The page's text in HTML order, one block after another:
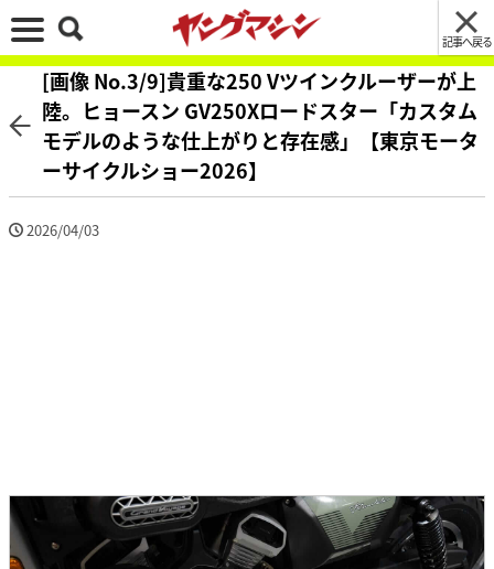
記事へ戻る
[画像 No.3/9]貴重な250 Vツインクルーザーが上
陸。ヒョースン GV250Xロードスター「カスタム
モデルのような仕上がりと存在感」【東京モータ
ーサイクルショー2026】
2026/04/03